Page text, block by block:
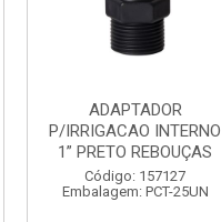
ADAPTADOR
P/IRRIGACAO INTERNO
1” PRETO REBOUÇAS
Código: 157127
Embalagem: PCT-25UN